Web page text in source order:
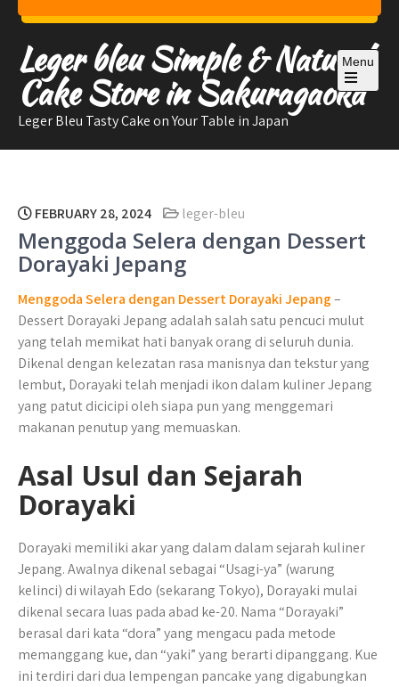
Skip
content
Leger bleu Simple & Natural
Cake Store in Sakuragaoka
Leger Bleu Tasty Cake on Your Table in Japan
Menu
Open
the
FEBRUARY 28, 2024 leger-bleu
Menggoda Selera dengan Dessert
Dorayaki Jepang
Menggoda Selera dengan Dessert Dorayaki Jepang–
Dessert Dorayaki Jepang adalah salah satu pencuci mulut
yang telah memikat hati banyak orang di seluruh dunia.
Dikenal dengan kelezatan rasa manisnya dan tekstur yang
lembut, Dorayaki telah menjadi ikon dalam kuliner Jepang
yang patut dicicipi oleh siapa pun yang menggemari
makanan penutup yang memuaskan.
Asal Usul dan Sejarah
Dorayaki
Dorayaki memiliki akar yang dalam dalam sejarah kuliner
Jepang. Awalnya dikenal sebagai “Usagi-ya” (warung
kelinci) di wilayah Edo (sekarang Tokyo), Dorayaki mulai
dikenal secara luas pada abad ke-20. Nama “Dorayaki”
berasal dari kata “dora” yang mengacu pada metode
memanggang kue, dan “yaki” yang berarti dipanggang. Kue
ini terdiri dari dua lempengan pancake yang digabungkan